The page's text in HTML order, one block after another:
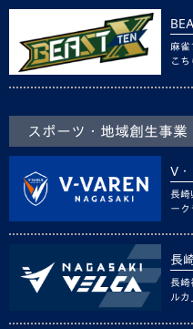
麻雀
こち
スポーツ・地域創生事業
V
長崎
ーク
長
長崎
ルカ